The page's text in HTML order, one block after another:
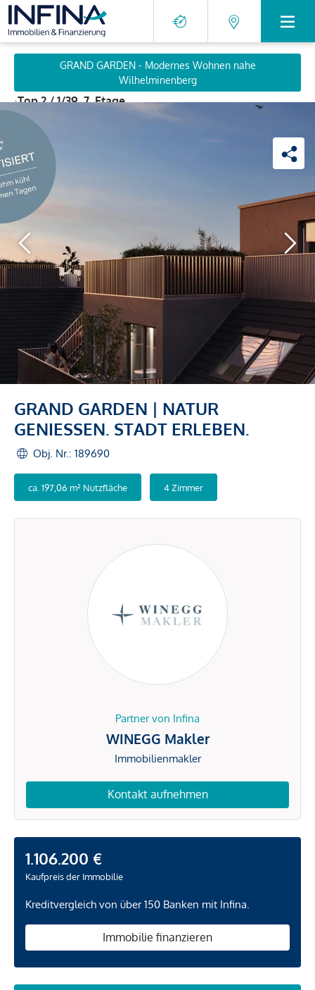
GRAND GARDEN - Modernes Wohnen nahe
Wilhelminenberg
›Top 2 / 1/39, 7. Etage
GRAND GARDEN | NATUR
GENIESSEN. STADT ERLEBEN.
Obj. Nr.: 189690
ca. 197,06 m² Nutzfläche 4 Zimmer
Partner von Infina
WINEGG Makler
Immobilienmakler
Kontakt aufnehmen
1.106.200 €
Kaufpreis der Immobilie
Kreditvergleich von über 150 Banken mit Infina.
Immobilie finanzieren